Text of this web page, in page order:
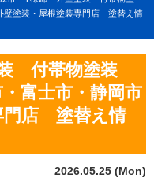
壁塗装・屋根塗装専門店 塗替え情
付帯物塗装
・富士市・静岡市
門店 塗替え情
2026.05.25 (Mon)